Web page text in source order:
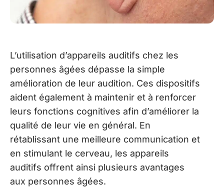
L’utilisation d’appareils auditifs chez les
personnes âgées dépasse la simple
amélioration de leur audition. Ces dispositifs
aident également à maintenir et à renforcer
leurs fonctions cognitives afin d’améliorer la
qualité de leur vie en général. En
rétablissant une meilleure communication et
en stimulant le cerveau, les appareils
auditifs offrent ainsi plusieurs avantages
aux personnes âgées.